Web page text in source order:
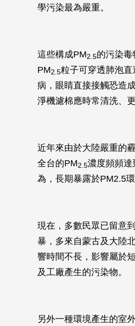
學污染最為嚴重。
這些構成PM2.5的污染毒
PM2.5粒子可穿透肺泡
病，眼睛直接接觸恐造
淨機濾棉應時常清洗、更
近年來由於大陸嚴重的
全台的PM2.5濃度頻頻
為，長期暴露於PM2.5
現在，多數民眾已留意
暴，多來自蒙古及大陸
響時間不長，影響屬於
及工廠產生的污染物。
另外一種環境產生的室